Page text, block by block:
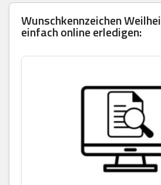
Wunschkennzeichen
einfach online erledigen: